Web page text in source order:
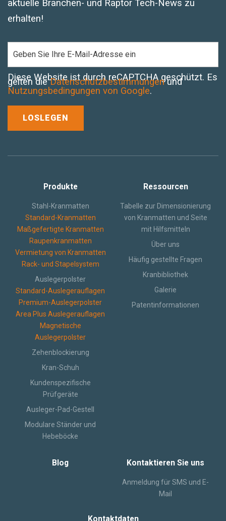
aktuelle Branchen- und Raptor Tech-News zu
erhalten!
Diese Website ist durch reCAPTCHA geschützt. Es
gelten dieDatenschutzbestimmungenund
Nutzungsbedingungen von Google.
Produkte
Stahl-Kranmatten
Standard-Kranmatten
Maßgefertigte Kranmatten
Raupenkranmatten
Vermietung von Kranmatten
Rack- und Stapelsystem
Auslegerpolster
Standard-Auslegerauflagen
Premium-Auslegerpolster
Area Plus Auslegerauflagen
Magnetische
Auslegerpolster
Zehenblockierung
Kran-Schuh
Kundenspezifische
Prüfgeräte
Ausleger-Pad-Gestell
Modulare Ständer und
Hebeböcke
Ressourcen
Tabelle zur Dimensionierung
von Kranmatten und Seite
mit Hilfsmitteln
Über uns
Häufig gestellte Fragen
Kranbibliothek
Galerie
Patentinformationen
Blog Kontaktieren Sie uns
Anmeldung für SMS und E-
Mail
Kontaktdaten